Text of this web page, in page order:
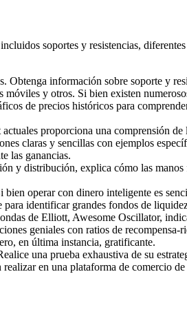
soportes y resistencias,
Obtenga información sobre soporte y
y otros. Si bien existen
de precios históricos para
proporciona una comprensión
claras y sencillas con ejemplos
las ganancias.
y distribución, explica cómo las manos
operar con dinero inteligente es
identificar grandes fondos de
de Elliott, Awesome Oscillator,
geniales con ratios de recompensa-
en última instancia, gratificante.
una prueba exhaustiva de su
en una plataforma de comercio